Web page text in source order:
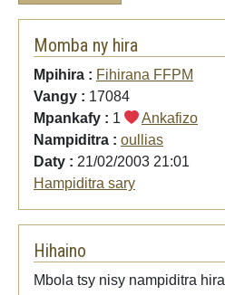
Momba ny hira
Mpihira : Fihirana FFPM
Vangy : 17084
Mpankafy : 1
Ankafizo
Nampiditra : oullias
Daty : 21/02/2003 21:01
Hampiditra sary
Hihaino
Mbola tsy nisy nampiditra hira